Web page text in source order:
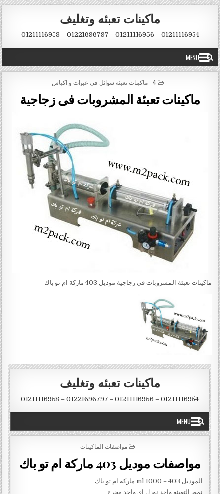
Skip to content
ماكينات تعبئه وتغليف
01211116954 – 01211116956 – 01221696797 – 01211116958
MENU
POSTED IN
4 - ماكينات تعبئة سوائل في عبوات و اكياس
ماكينات تعبئة المشروبات فى زجاجية
ماكينات تعبئة المشروبات فى زجاجية موديل 403 ماركة ام تو باك